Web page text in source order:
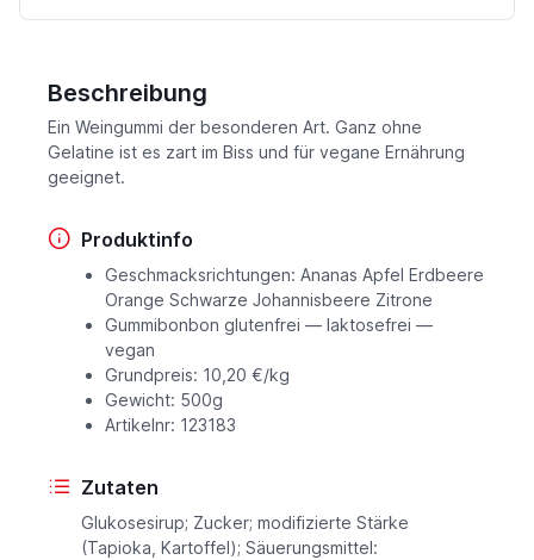
Beschreibung
Ein Weingummi der besonderen Art. Ganz ohne
Gelatine ist es zart im Biss und für vegane Ernährung
geeignet.
Produktinfo
Geschmacksrichtungen: Ananas Apfel Erdbeere
Orange Schwarze Johannisbeere Zitrone
Gummibonbon glutenfrei — laktosefrei —
vegan
Grundpreis: 10,20 €/kg
Gewicht: 500g
Artikelnr: 123183
Zutaten
Glukosesirup; Zucker; modifizierte Stärke
(Tapioka, Kartoffel); Säuerungsmittel: